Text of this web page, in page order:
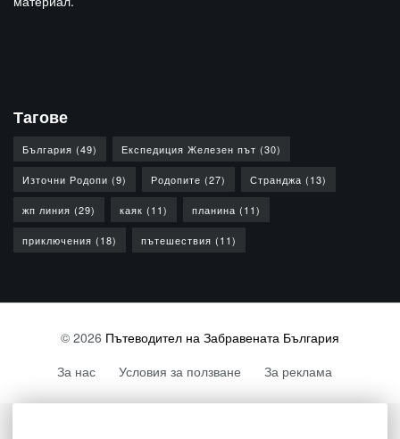
Тагове
България (49) Експедиция Железен път (30)
Източни Родопи (9) Родопите (27) Странджа (13)
жп линия (29) каяк (11) планина (11)
приключения (18) пътешествия (11)
© 2026 Пътеводител на Забравената България
За нас
Условия за ползване За реклама